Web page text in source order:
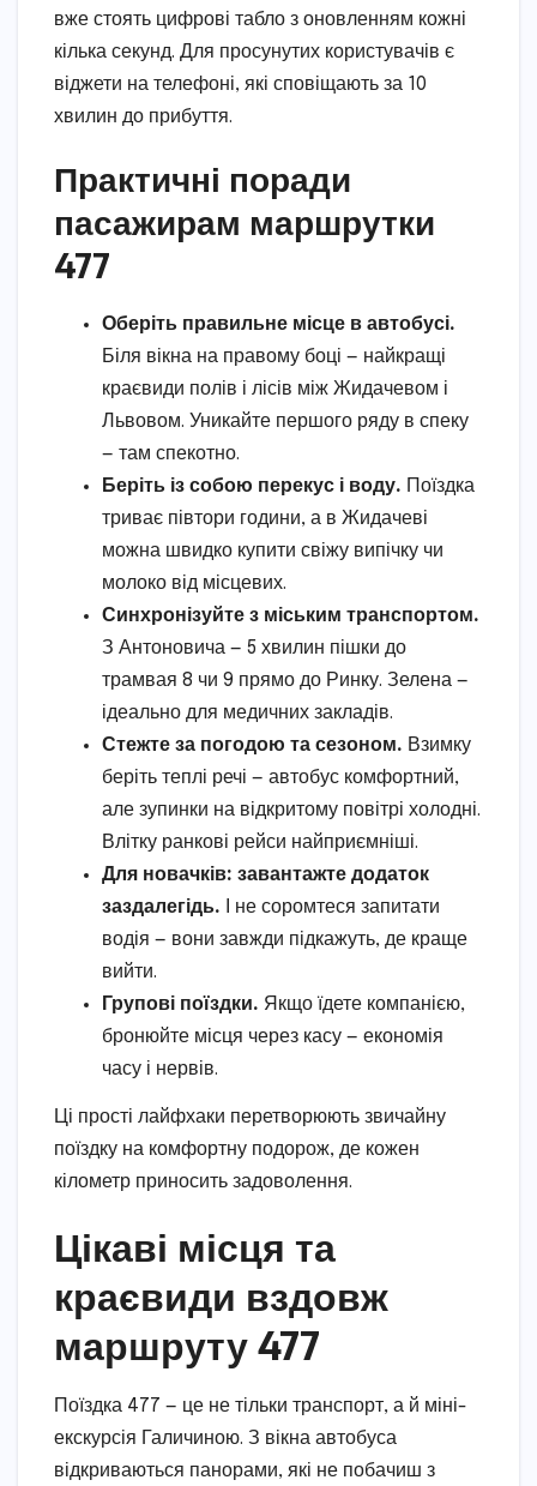
вже стоять цифрові табло з оновленням кожні
кілька секунд. Для просунутих користувачів є
віджети на телефоні, які сповіщають за 10
хвилин до прибуття.
Практичні поради
пасажирам маршрутки
477
Оберіть правильне місце в автобусі.
Біля вікна на правому боці — найкращі
краєвиди полів і лісів між Жидачевом і
Львовом. Уникайте першого ряду в спеку
— там спекотно.
Беріть із собою перекус і воду. Поїздка
триває півтори години, а в Жидачеві
можна швидко купити свіжу випічку чи
молоко від місцевих.
Синхронізуйте з міським транспортом.
З Антоновича — 5 хвилин пішки до
трамвая 8 чи 9 прямо до Ринку. Зелена —
ідеально для медичних закладів.
Стежте за погодою та сезоном. Взимку
беріть теплі речі — автобус комфортний,
але зупинки на відкритому повітрі холодні.
Влітку ранкові рейси найприємніші.
Для новачків: завантажте додаток
заздалегідь. І не соромтеся запитати
водія — вони завжди підкажуть, де краще
вийти.
Групові поїздки. Якщо їдете компанією,
бронюйте місця через касу — економія
часу і нервів.
Ці прості лайфхаки перетворюють звичайну
поїздку на комфортну подорож, де кожен
кілометр приносить задоволення.
Цікаві місця та
краєвиди вздовж
маршруту 477
Поїздка 477 — це не тільки транспорт, а й міні-
екскурсія Галичиною. З вікна автобуса
відкриваються панорами, які не побачиш з